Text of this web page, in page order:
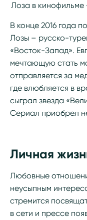
Лоза в кинофильме
В конце 2016 года
Лозы – русско-
«Восток-Запад».
мечтающую стать
отправляется за
где влюбляется в
сыграл звезда
Сериал приобрел
Личная
Любовные
неусыпным
стремится
в сети и прессе